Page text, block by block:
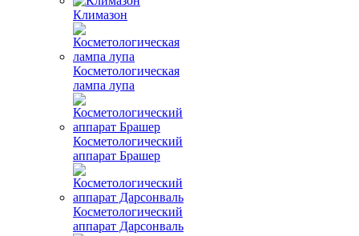
Климазон
Косметологическая
лампа лупа
Косметологический
аппарат Брашер
Косметологический
аппарат Дарсонваль